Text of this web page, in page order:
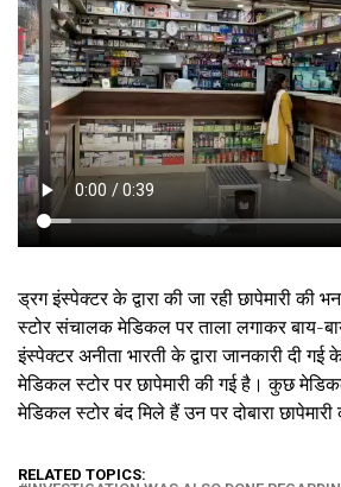
ड्रग इंस्पेक्टर के द्वारा की जा रही छापेमारी
स्टोर संचालक मेडिकल पर ताला लगाकर बाय-
इंस्पेक्टर अनीता भारती के द्वारा जानकारी दी
मेडिकल स्टोर पर छापेमारी की गई है। कुछ
मेडिकल स्टोर बंद मिले हैं उन पर दोबारा छापेमारी
RELATED TOPICS: